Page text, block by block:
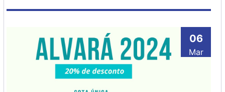
06
Mar